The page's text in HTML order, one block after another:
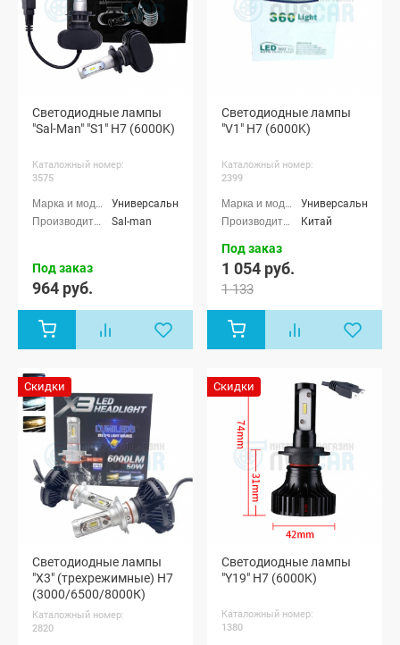
Светодиодные лампы
"Sal-Man" "S1" H7 (6000K)
Каталожный номер:
3575
Универсальные
Sal-man
Под заказ
964 руб.
Светодиодные лампы
"V1" H7 (6000K)
Каталожный номер:
2399
Универсальные
Китай
Под заказ
1 054 руб.
1 133
Скидки
Светодиодные лампы
"X3" (трехрежимные) H7
(3000/6500/8000К)
Каталожный номер:
2820
Скидки
Светодиодные лампы
"Y19" H7 (6000K)
Каталожный номер:
1380